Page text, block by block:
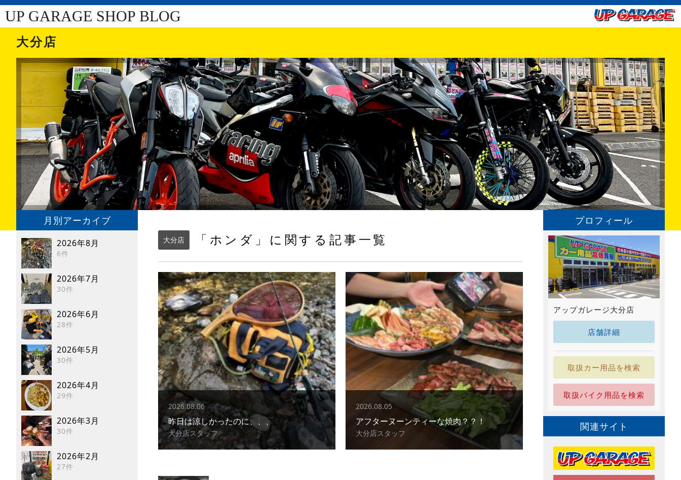
UP GARAGE SHOP BLOG
大分店
月別アーカイブ
2026年8月
6件
2026年7月
30件
2026年6月
28件
2026年5月
30件
2026年4月
29件
2026年3月
30件
2026年2月
27件
大分店 「ホンダ」に関する記事一覧
2026.08.06
昨日は涼しかったのに、、、
大分店スタッフ
2026.08.05
アフターヌーンティーな焼肉？？！
大分店スタッフ
プロフィール
アップガレージ大分店
店舗詳細
取扱カー用品を検索
取扱バイク用品を検索
関連サイト